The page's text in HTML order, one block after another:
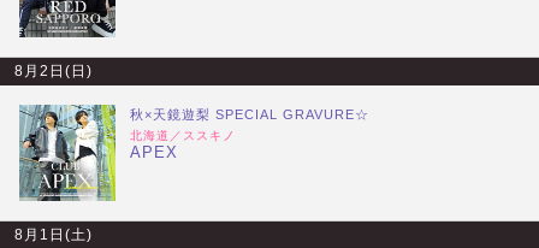
8月2日(日)
秋×天鏡遊梨 SPECIAL GRAVURE☆
北海道／ススキノ
APEX
8月1日(土)